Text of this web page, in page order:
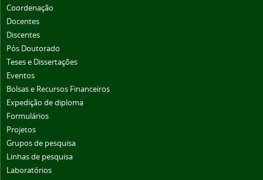
Coordenação
Docentes
Discentes
Pós Doutorado
Teses e Dissertações
Eventos
Bolsas e Recursos Financeiros
Expedição de diploma
Formulários
Projetos
Grupos de pesquisa
Linhas de pesquisa
Laboratórios